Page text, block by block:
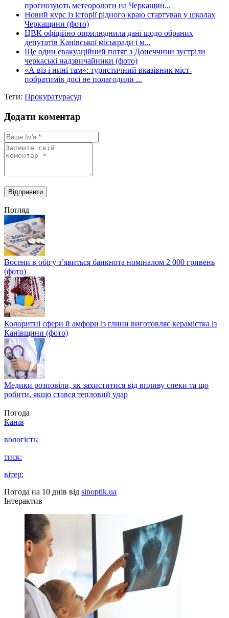
прогнозують метеорологи на Черкащин...
Новий курс із історії рідного краю стартував у школах
Черкащини (фото)
ЦВК офіційно оприлюднила дані щодо обраних
депутатів Канівської міськради і м...
Ще один евакуаційний потяг з Донеччини зустріли
черкаські надзвичайники (фото)
«А віз і нині там»: туристичний вказівник міст-
побратимів досі не полагодили ...
Теги: Прокуратурасуд
Додати коментар
Погляд
Восени в обігу з’явиться банкнота номіналом 2 000 гривень
(фото)
Колоритні сфери й амфори із глини виготовляє керамістка із
Канівщини (фото)
Медики розповіли, як захиститися від впливу спеки та що
робити, якщо стався тепловий удар
Погода
Канів
вологість:
тиск:
вітер:
Погода на 10 днів від sinoptik.ua
Інтерактив